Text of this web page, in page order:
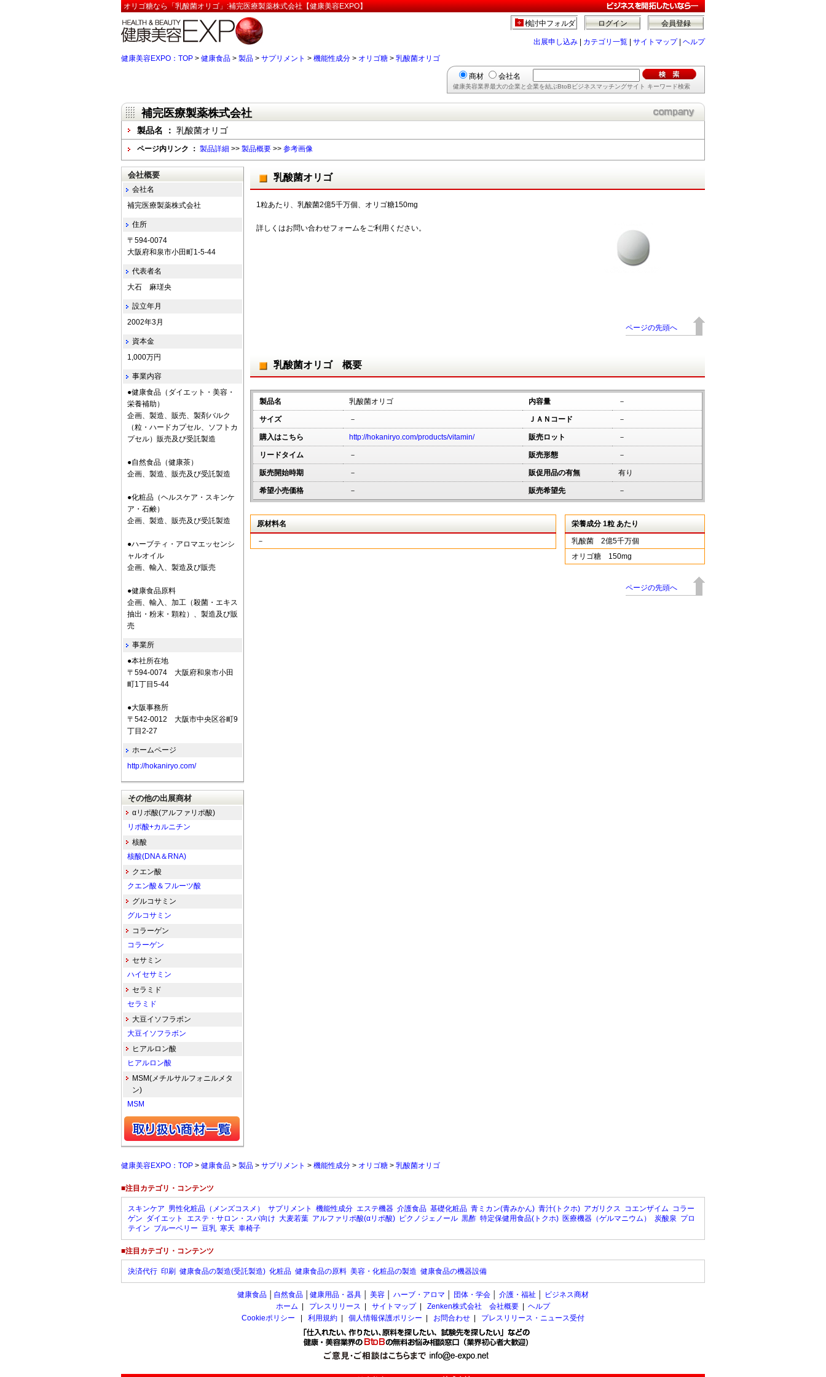
オリゴ糖なら「乳酸菌オリゴ」:補完医療製薬株式会社【健康美容EXPO】
会員登録
ログイン
検討中フォルダ
出展申し込み カテゴリ一覧 サイトマップ| ヘルプ
健康美容EXPO：TOP > 健康食品 > 製品 > サプリメント > 機能性成分 > オリゴ糖 > 乳酸菌オリゴ
商材 会社名
健康美容業界最大の企業と企業を結ぶBtoBビジネスマッチングサイト キーワード検索
補完医療製薬株式会社
製品名 ： 乳酸菌オリゴ
ページ内リンク ： 製品詳細 >> 製品概要 >> 参考画像
乳酸菌オリゴ
1粒あたり、乳酸菌2億5千万個、オリゴ糖150mg
詳しくはお問い合わせフォームをご利用ください。
ページの先頭へ
乳酸菌オリゴ 概要
製品名 乳酸菌オリゴ 内容量 －
サイズ － ＪＡＮコード －
購入はこちら http://hokaniryo.com/products/vitamin/ 販売ロット －
リードタイム － 販売形態 －
販売開始時期 － 販促用品の有無 有り
希望小売価格 － 販売希望先 －
原材料名
－
栄養成分 1粒 あたり
乳酸菌 2億5千万個
オリゴ糖 150mg
ページの先頭へ
会社概要
会社名
補完医療製薬株式会社
住所
〒594-0074
大阪府和泉市小田町1-5-44
代表者名
大石 麻瑳央
設立年月
2002年3月
資本金
1,000万円
事業内容
●健康食品（ダイエット・美容・
栄養補助）
企画、製造、販売、製剤バルク
（粒・ハードカプセル、ソフトカ
プセル）販売及び受託製造
●自然食品（健康茶）
企画、製造、販売及び受託製造
●化粧品（ヘルスケア・スキンケ
ア・石鹸）
企画、製造、販売及び受託製造
●ハーブティ・アロマエッセンシ
ャルオイル
企画、輸入、製造及び販売
●健康食品原料
企画、輸入、加工（殺菌・エキス
抽出・粉末・顆粒）、製造及び販
売
事業所
●本社所在地
〒594-0074 大阪府和泉市小田
町1丁目5-44
●大阪事務所
〒542-0012 大阪市中央区谷町9
丁目2-27
ホームページ
http://hokaniryo.com/
その他の出展商材
αリポ酸(アルファリポ酸)
リポ酸+カルニチン
核酸
核酸(DNA＆RNA)
クエン酸
クエン酸＆フルーツ酸
グルコサミン
グルコサミン
コラーゲン
コラーゲン
セサミン
ハイセサミン
セラミド
セラミド
大豆イソフラボン
大豆イソフラボン
ヒアルロン酸
ヒアルロン酸
MSM(メチルサルフォニルメタ
ン)
MSM
健康美容EXPO：TOP > 健康食品 > 製品 > サプリメント > 機能性成分 > オリゴ糖 > 乳酸菌オリゴ
■注目カテゴリ・コンテンツ
スキンケア 男性化粧品（メンズコスメ） サプリメント 機能性成分 エステ機器 介護食品 基礎化粧品 青ミカン(青みかん) 青汁(トクホ) アガリクス コエンザイム コラー
ゲン ダイエット エステ・サロン・スパ向け 大麦若葉 アルファリポ酸(αリポ酸) ピクノジェノール 黒酢 特定保健用食品(トクホ) 医療機器（ゲルマニウム） 炭酸泉 プロ
テイン ブルーベリー 豆乳 寒天 車椅子
■注目カテゴリ・コンテンツ
決済代行 印刷 健康食品の製造(受託製造) 化粧品 健康食品の原料 美容・化粧品の製造 健康食品の機器設備
健康食品 自然食品 健康用品・器具 美容 ハーブ・アロマ 団体・学会 介護・福祉
ビジネス商材
ホーム
プレスリリース サイトマップ| Zenken株式会社 会社概要
ヘルプ
Cookieポリシー
利用規約 個人情報保護ポリシー お問合わせ プレスリリース・ニュース受付